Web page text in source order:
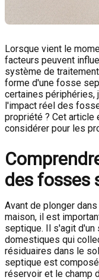
Lorsque vient le
facteurs peuvent
système de
forme d'une fosse
certaines périphéries,
l'impact réel des
propriété ? Cet
considérer pour les
des fosses
Avant de plonger
maison, il est
septique. Il s'agit
domestiques qui
résiduaires dans le
septique est
réservoir et le champ